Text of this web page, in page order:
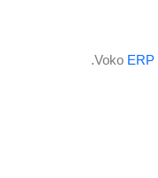
ERP
.